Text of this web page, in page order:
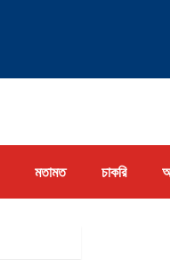
মতামত চাকরি